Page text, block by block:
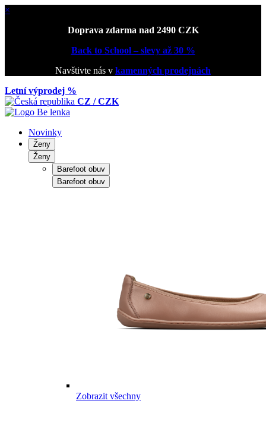
×
Doprava zdarma nad 2490 CZK
Back to School – slevy až 30 %
Navštivte nás v kamenných prodejnách
Letní výprodej %
CZ / CZK
Novinky
Ženy
Ženy
Barefoot obuv
Barefoot obuv
Zobrazit všechny